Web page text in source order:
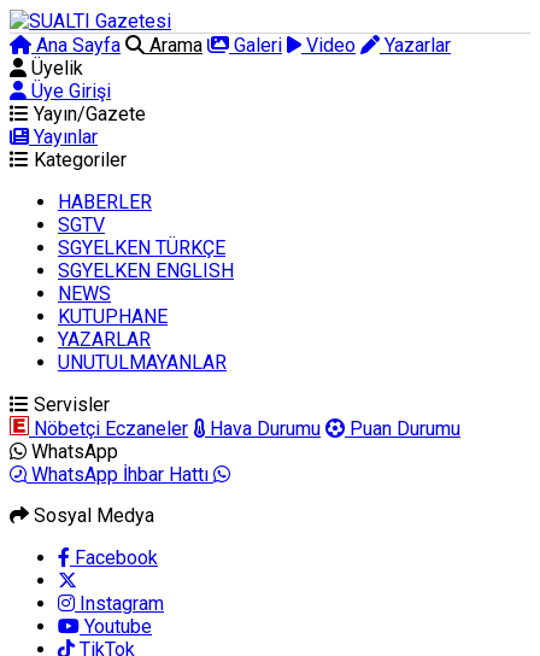
Ana Sayfa Arama Galeri Video
Yazarlar
Üyelik
Üye Girişi
Yayın/Gazete
Yayınlar
Kategoriler
HABERLER
SGTV
SGYELKEN TÜRKÇE
SGYELKEN ENGLISH
NEWS
KUTUPHANE
YAZARLAR
UNUTULMAYANLAR
Servisler
Nöbetçi Eczaneler
Hava Durumu
Puan Durumu
WhatsApp
WhatsApp İhbar Hattı
Sosyal Medya
Facebook
Instagram
Youtube
TikTok